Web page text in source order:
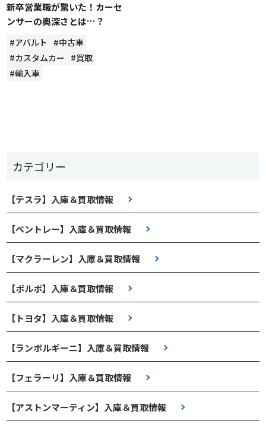
カテゴリー
【テスラ】入庫＆買取情報
【ベントレー】入庫＆買取情報
【マクラーレン】入庫＆買取情報
【ボルボ】入庫＆買取情報
【トヨタ】入庫＆買取情報
【ランボルギーニ】入庫＆買取情報
【フェラーリ】入庫＆買取情報
【アストンマーティン】入庫＆買取情報
新卒営業職が驚いた！カーセ
ンサーの奥深さとは…？
#アバルト
#中古車
#カスタムカー #買取
#輸入車